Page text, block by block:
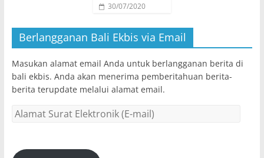
30/07/2020
Berlangganan Bali Ekbis via Email
Masukan alamat email Anda untuk berlangganan berita di
bali ekbis. Anda akan menerima pemberitahuan berita-
berita terupdate melalui alamat email.
Alamat
(E-